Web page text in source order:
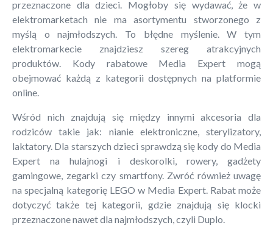
przeznaczone dla dzieci. Mogłoby się wydawać, że w
elektromarketach nie ma asortymentu stworzonego z
myślą o najmłodszych. To błędne myślenie. W tym
elektromarkecie znajdziesz szereg atrakcyjnych
produktów. Kody rabatowe Media Expert mogą
obejmować każdą z kategorii dostępnych na platformie
online.
Wśród nich znajdują się między innymi akcesoria dla
rodziców takie jak: nianie elektroniczne, sterylizatory,
laktatory. Dla starszych dzieci sprawdzą się kody do Media
Expert na hulajnogi i deskorolki, rowery, gadżety
gamingowe, zegarki czy smartfony. Zwróć również uwagę
na specjalną kategorię LEGO w Media Expert. Rabat może
dotyczyć także tej kategorii, gdzie znajdują się klocki
przeznaczone nawet dla najmłodszych, czyli Duplo.